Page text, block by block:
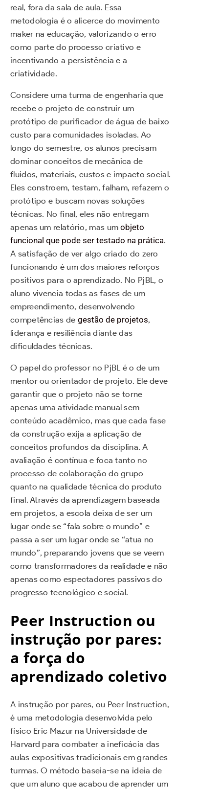
real, fora da sala de aula. Essa
metodologia é o alicerce do movimento
maker na educação, valorizando o erro
como parte do processo criativo e
incentivando a persistência e a
criatividade.
Considere uma turma de engenharia que
recebe o projeto de construir um
protótipo de purificador de água de baixo
custo para comunidades isoladas. Ao
longo do semestre, os alunos precisam
dominar conceitos de mecânica de
fluidos, materiais, custos e impacto social.
Eles constroem, testam, falham, refazem o
protótipo e buscam novas soluções
técnicas. No final, eles não entregam
apenas um relatório, mas umobjeto
funcional que pode ser testado na prática.
A satisfação de ver algo criado do zero
funcionando é um dos maiores reforços
positivos para o aprendizado. No PjBL, o
aluno vivencia todas as fases de um
empreendimento, desenvolvendo
competências de gestão de projetos,
liderança e resiliência diante das
dificuldades técnicas.
O papel do professor no PjBL é o de um
mentor ou orientador de projeto. Ele deve
garantir que o projeto não se torne
apenas uma atividade manual sem
conteúdo acadêmico, mas que cada fase
da construção exija a aplicação de
conceitos profundos da disciplina. A
avaliação é contínua e foca tanto no
processo de colaboração do grupo
quanto na qualidade técnica do produto
final. Através da aprendizagem baseada
em projetos, a escola deixa de ser um
lugar onde se “fala sobre o mundo” e
passa a ser um lugar onde se “atua no
mundo”, preparando jovens que se veem
como transformadores da realidade e não
apenas como espectadores passivos do
progresso tecnológico e social.
Peer Instruction ou
instrução por pares:
a força do
aprendizado coletivo
A instrução por pares, ou Peer Instruction,
é uma metodologia desenvolvida pelo
físico Eric Mazur na Universidade de
Harvard para combater a ineficácia das
aulas expositivas tradicionais em grandes
turmas. O método baseia-se na ideia de
que um aluno que acabou de aprender um